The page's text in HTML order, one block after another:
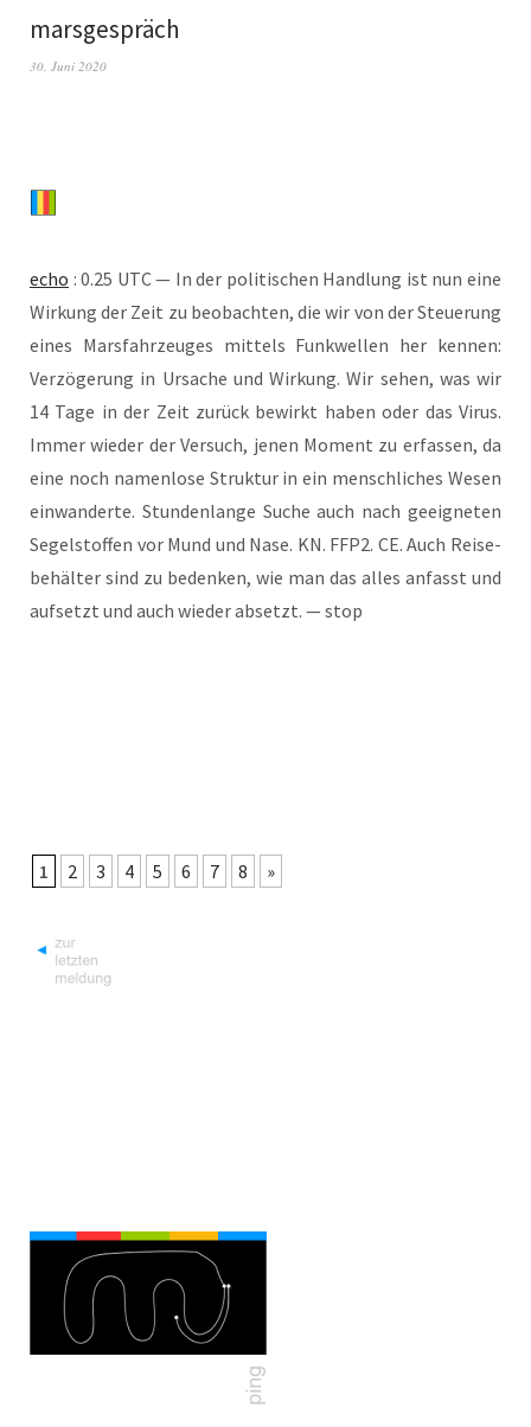
marsgespräch
30. Juni 2020
echo : 0.25 UTC — In der poli­ti­schen Hand­lung ist nun eine
Wir­kung der Zeit zu beob­ach­ten, die wir von der Steue­rung
eines Mars­fahr­zeu­ges mit­tels Funk­wel­len her ken­nen:
Ver­zö­ge­rung in Ursa­che und Wir­kung. Wir sehen, was wir
14 Tage in der Zeit zurück bewirkt haben oder das Virus.
Immer wie­der der Ver­such, jenen Moment zu erfas­sen, da
eine noch namen­lo­se Struk­tur in ein mensch­li­ches Wesen
ein­wan­der­te. Stun­den­lan­ge Suche auch nach geeig­ne­ten
Segel­stof­fen vor Mund und Nase. KN. FFP2. CE. Auch Rei­se­
be­häl­ter sind zu beden­ken, wie man das alles anfasst und
auf­setzt und auch wie­der absetzt. — stop
1 2 3 4 5 6 7 8 »